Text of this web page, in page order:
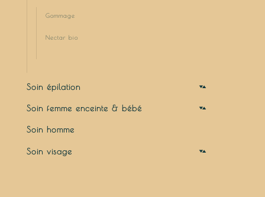
Gommage
Nectar bio
Soin épilation
Soins gommants pré-épilatoires
Soins hydratants anti-repousse post-épilatoires
Soin femme enceinte & bébé
Soin homme
Soin visage